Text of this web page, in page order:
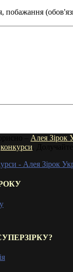
побажання
Алея Зірок
конкурси